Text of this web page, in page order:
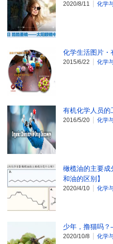
2020/8/11 化学
化学生活图片・
2015/6/22 化学
有机化学人员的
2016/5/20 化学
橄榄油的主要成
和油的区别】
2020/4/10 化学
少年，撸猫吗
2020/10/8 化学